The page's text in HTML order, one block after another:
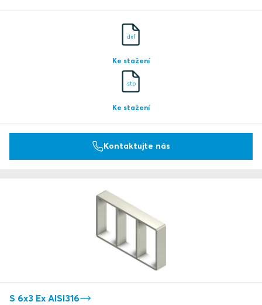
dxf
Ke stažení
stp
Ke stažení
Kontaktujte nás
S 6x3 Ex AISI316